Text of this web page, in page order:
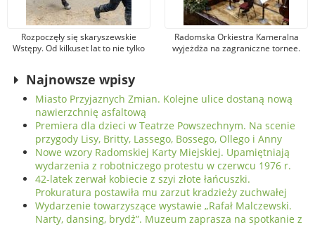
Rozpoczęły się skaryszewskie
Wstępy. Od kilkuset lat to nie tylko
Radomska Orkiestra Kameralna
wyjeżdża na zagraniczne tornee.
Najnowsze wpisy
Miasto Przyjaznych Zmian. Kolejne ulice dostaną nową
nawierzchnię asfaltową
Premiera dla dzieci w Teatrze Powszechnym. Na scenie
przygody Lisy, Britty, Lassego, Bossego, Ollego i Anny
Nowe wzory Radomskiej Karty Miejskiej. Upamiętniają
wydarzenia z robotniczego protestu w czerwcu 1976 r.
42-latek zerwał kobiecie z szyi złote łańcuszki.
Prokuratura postawiła mu zarzut kradzieży zuchwałej
Wydarzenie towarzyszące wystawie „Rafał Malczewski.
Narty, dansing, brydż”. Muzeum zaprasza na spotkanie z